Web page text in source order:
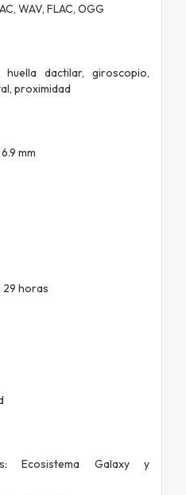
WAV, FLAC, OGG
huella dactilar, giroscopio,
proximidad
mm
29 horas
Ecosistema Galaxy y